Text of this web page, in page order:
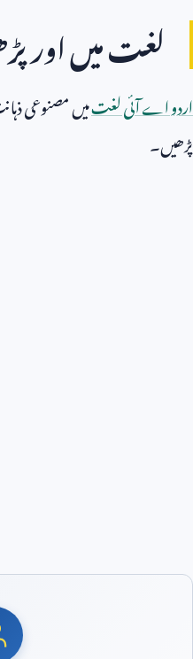
لغت میں اور
اردو اے آئی لغتمیں مصنوعی
پڑھیں۔